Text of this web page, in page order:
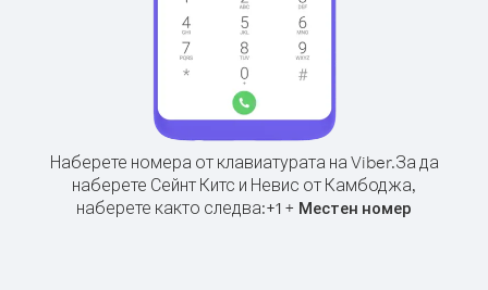
Наберете номера от клавиатурата на Viber.За да
наберете Сейнт Китс и Невис от Камбоджа,
наберете както следва:+1 + Местен номер